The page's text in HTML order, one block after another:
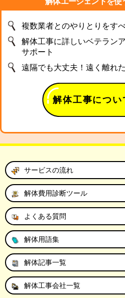
複数業者とのやりとりをす
解体工事に詳しいベテラン
サポート
遠隔でも大丈夫！遠く離れ
解体工事につい
サービスの流れ
解体費用診断ツール
よくある質問
解体用語集
解体記事一覧
解体工事会社一覧